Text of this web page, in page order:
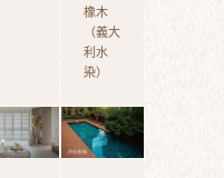
橡木
（義大
利水
染）